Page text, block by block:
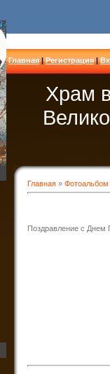
Главная|Регистрация|
Храм
Главная » Фотоальбом
Поздравление с